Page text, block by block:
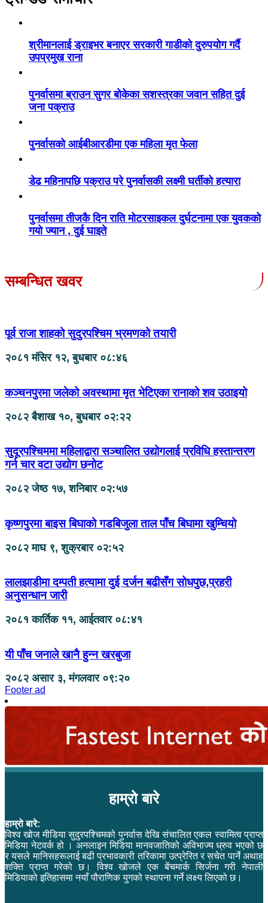
श्रीमानलाई ड्राइभर बनाएर सरकारी गाडीको दुरुपयोग गर्दै
उपप्रमुख राना
पुनर्वासमा ब्राउन सुगर बोकेका सशस्त्रका जवान सहित दुई
जना पक्राउ
पुनर्वासको आईबीआरडीमा एक महिला मृत फेला
डेढ महिनापछि पक्राउ परे पुनर्वासकी लक्ष्मी घर्तीको हत्यारा
पुनर्वासमा तीजकै दिन राति मोटरसाइकल दुर्घटनामा एक युवकको
गयो ज्यान , दुई घाइते
सम्बन्धित खवर
पूर्व राजा शाहको सुदुरपश्चिम भ्रमणको तयारी
२०८१ मंसिर १२, बुधबार ०८:४६
कञ्चनपुरमा जलेको अवस्थामा मृत भेटिएका रानाको शव उठाइयो
२०८२ बैशाख १०, बुधबार ०२:२२
सुदूरपश्चिममा महिलाद्वारा सञ्चालित उद्योगलाई प्रविधि हस्तान्तरण
गर्न चार वटा उद्योग छनोट
२०८२ जेष्ठ १७, शनिबार ०२:५७
कृष्णपुरमा बाइस बिघाको गडबिजुला ताल पाँच बिघामा खुम्चियो
२०८२ माघ ९, शुक्रबार ०२:५२
लालझाडीमा दम्पती हत्यामा दुई दर्जन बढीसँग सोधपुछ,प्रहरी
अनुसन्धान जारी
२०८१ कार्तिक ११, आईतवार ०८:४१
यी पाँच जनाले खानै हुन्न खरबुजा
२०८२ असार ३, मंगलवार ०९:२०
Footer ad
हाम्रो बारे
हाम्रो बारे:
विश्व खोज मीडिया सुदुरपश्चिमको पुनर्वास देखि संचालित एकल स्वामित्व प्राप्त
मिडिया नेटवर्क हो । अनलाइन मिडिया मानवजातिको अविभाज्य ध्रुव भएको छ
र यसले मानिसहरूलाई बढी प्रभावकारी तरिकामा उत्प्रेरित र सचेत पार्ने अथाह
शक्ति प्राप्त गरेको छ। विश्व खोजले एक बेंचमार्क सिर्जना गरी नेपाली
मिडियाको इतिहासमा नयाँ पौराणिक युगको स्थापना गर्ने लक्ष्य लिएको छ।